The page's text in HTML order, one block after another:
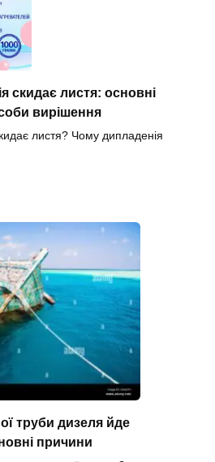
скидає листя: основні
вирішення
листя? Чому дипладенія
труби дизеля йде
причини